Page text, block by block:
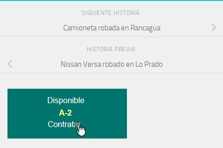
SIGUIENTE HISTORIA
Camioneta robada en Rancagua
HISTORIA PREVIA
Nissan Versa robado en Lo Prado